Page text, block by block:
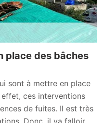
place des bâches
sont à mettre en place
ces interventions
de fuites. Il est très
Donc, il va falloir